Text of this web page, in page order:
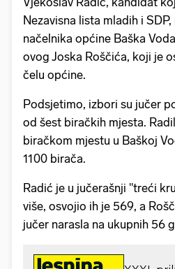
Nezavisna lista mladih i
načelnika općine Baška
ovog Joska Roščića, koji je
čelu općine.
Podsjetimo, izbori su jučer
od šest biračkih mjesta.
biračkom mjestu u Baškoj
1100 birača.
Radić je u jučerašnji "treći
više, osvojio ih je 569, a
jučer narasla na ukupnih 56